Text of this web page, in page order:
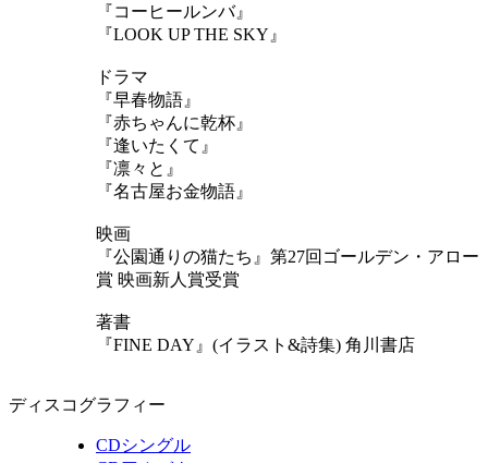
『コーヒールンバ』
『LOOK UP THE SKY』
ドラマ
『早春物語』
『赤ちゃんに乾杯』
『逢いたくて』
『凛々と』
『名古屋お金物語』
映画
『公園通りの猫たち』第27回ゴールデン・アロー
賞 映画新人賞受賞
著書
『FINE DAY』(イラスト&詩集) 角川書店
ディスコグラフィー
CDシングル